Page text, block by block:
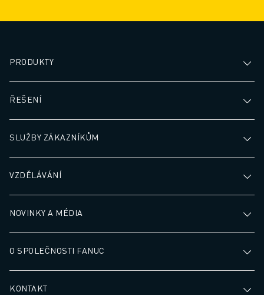
PRODUKTY
ŘEŠENÍ
SLUŽBY ZÁKAZNÍKŮM
VZDĚLÁVÁNÍ
NOVINKY A MÉDIA
O SPOLEČNOSTI FANUC
KONTAKT